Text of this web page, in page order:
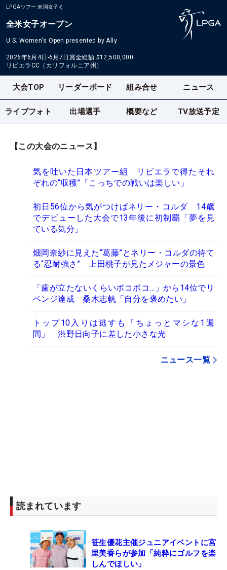
LPGAツアー 米国女子
全米女子オープン
U.S. Women's Open presented by Ally
2026年6月4日-6月7日 賞金総額 $12,500,000
リビエラCC（カリフォルニア州）
大会TOP リーダーボード 組み合せ ニュース
ライブフォト 出場選手 概要など TV放送予定
【この大会のニュース】
気を吐いた日本ツアー組 リビエラで得たそれ
ぞれの“収穫”「こっちでの戦いは楽しい」
初日56位から気がつけばネリー・コルダ 14歳
でデビューした大会で13年後に初制覇「夢を見
ている気分」
畑岡奈紗に見えた“葛藤”とネリー・コルダの待て
る“忍耐強さ” 上田桃子が見たメジャーの景色
「歯が立たないくらいボコボコ…」から14位でリ
ベンジ達成 桑木志帆「自分を褒めたい」
トップ10入りは逃すも「ちょっとマシな1週
間」 渋野日向子に差した小さな光
ニュース一覧
読まれています
笹生優花主催ジュニアイベントに宮
里美香らが参加「純粋にゴルフを楽
しんでほしい」